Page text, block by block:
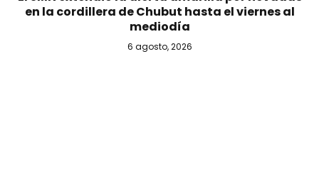
en la cordillera de Chubut hasta el viernes al
mediodía
6 agosto, 2026